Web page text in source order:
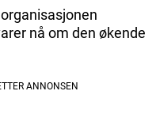
nå om den økende